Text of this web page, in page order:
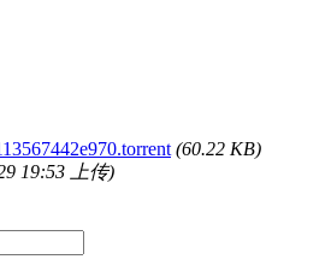
(60.22 KB)
19:53 上传)